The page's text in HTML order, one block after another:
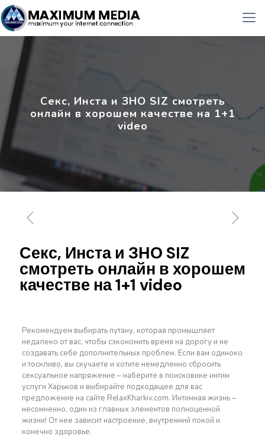
Секс, Инста и ЗНО SIZ смотреть
онлайн в хорошем качестве на 1+1
video
Секс, Инста и ЗНО SIZ
смотреть онлайн в хорошем
качестве на 1+1 video
Рекомендуем выбирать путану, которая промышляет
недалеко от вас, чтобы сэкономить время на дорогу и не
создавать себе дополнительных проблем. Если вам одиноко
и тоскливо, вы скучаете и хотите немедленно сбросить
сексуальное напряжение – наберите в поисковике интим
услуги Харьков и выбирайте подходящее для вас
предложение на сайте RelaxKharkiv.com. Интимная жизнь –
несомненно, один из главных элементов полноценной
жизни! От нее зависит настроение, внутренний покой и
конечно здоровье.